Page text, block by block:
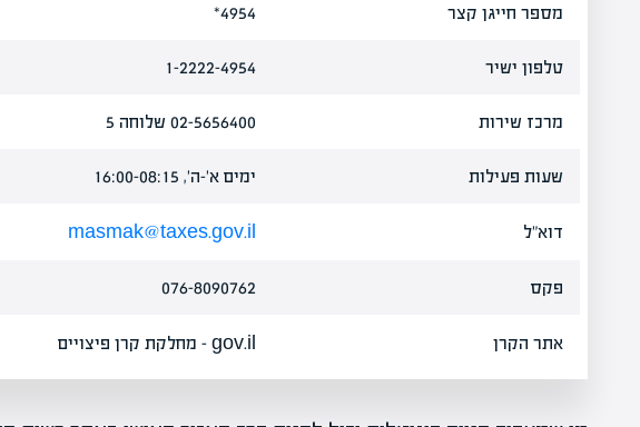
מספר חייגן קצר 4954*
טלפון ישיר 1-2222-4954
מרכז שירות 02-5656400 שלוחה 5
שעות פעילות ימים א'-ה', 08:15–16:00
דוא"ל masmak@taxes.gov.il
פקס 076-8090762
אתר הקרן gov.il – מחלקת קרן פיצויים